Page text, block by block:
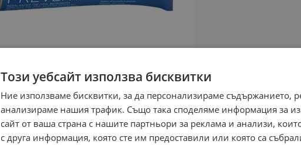
Този уебсайт използва бисквитки
Ние използваме бисквитки, за да персонализираме съдържанието,
анализираме нашия трафик. Също така споделяме информация за
сайт от ваша страна с нашите партньори за реклама и анализи,
с друга информация, която сте им предоставили или която са